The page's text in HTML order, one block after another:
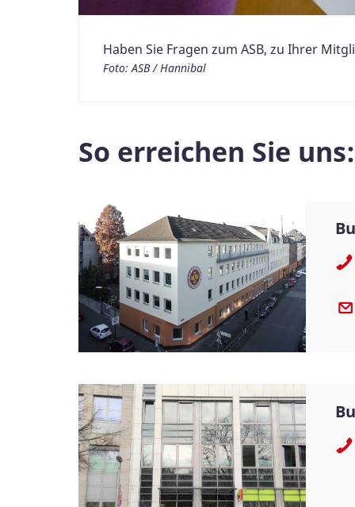
Haben Sie Fragen zum ASB, zu Ihrer
Foto: ASB / Hannibal
So erreichen Sie uns: